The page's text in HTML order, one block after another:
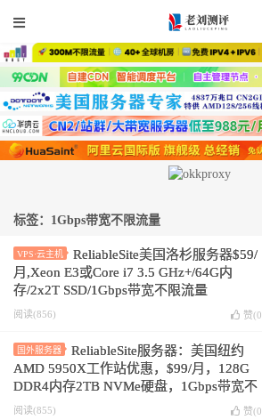
标签：1Gbps带宽不限流量
VPS·云主机
ReliableSite美国洛杉服务器$59/
月,Xeon E3或Core i7 3.5 GHz+/64G内
存/2x2T SSD/1Gbps带宽不限流量
阅读(856) 赞(0
国外服务器
ReliableSite服务器：美国纽约
AMD 5950X工作站优惠，$99/月，128G
DDR4内存2TB NVMe硬盘，1Gbps带宽不
限流量
阅读(855) 赞(0